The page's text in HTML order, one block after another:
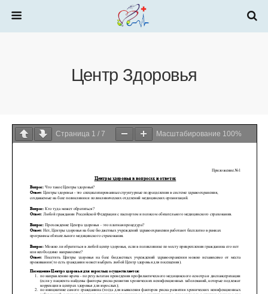
Центр Здоровья
Страница 1 / 7 Масштабирование 100%